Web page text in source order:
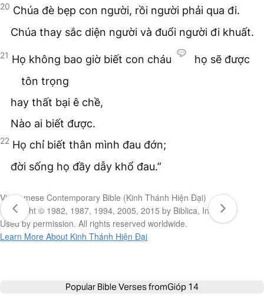
20 Chúa đè bẹp con người, rồi người phải qua đi.
Chúa thay sắc diện người và đuổi người đi khuất.
21 Họ không bao giờ biết con cháu
họ sẽ được
tôn trọng
hay thất bại ê chề,
Nào ai biết được.
22 Họ chỉ biết thân mình đau đớn;
đời sống họ đầy dẫy khổ đau.”
Vietnamese Contemporary Bible (Kinh Thánh Hiện Đại)
Copyright © 1982, 1987, 1994, 2005, 2015 by Biblica, Inc.
Used by permission. All rights reserved worldwide.
Learn More About Kinh Thánh Hiện Đại
Popular Bible Verses fromGióp 14